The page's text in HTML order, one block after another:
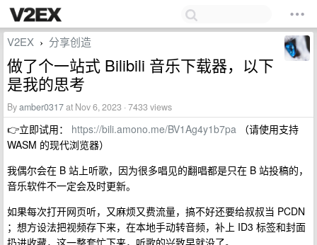
V2EX › 分享创造
做了个一站式 Bilibili 音乐下载器，以下
是我的思考
Byamber0317at Nov 6, 2023 · 7433 views
👉立即试用： https://bili.amono.me/BV1Ag4y1b7pa （请使用支持
WASM 的现代浏览器）
我偶尔会在 B 站上听歌，因为很多唱见的翻唱都是只在 B 站投稿的，
音乐软件不一定会及时更新。
如果每次打开网页听，又麻烦又费流量，搞不好还要给叔叔当 PCDN
；想方设法把视频存下来，在本地手动转音频，补上 ID3 标签和封面
扔进收藏，这一整套忙下来，听歌的兴致早就没了。